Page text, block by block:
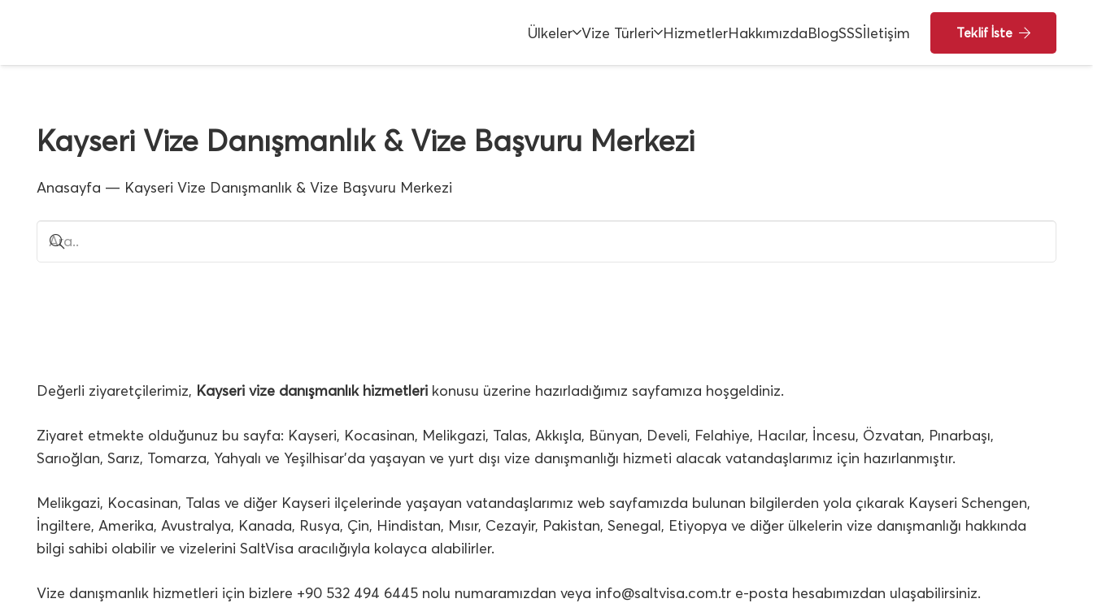
Ülkeler Vize Türleri HizmetlerHakkımızdaBlogSSSİletişim Teklif İste
Kayseri Vize Danışmanlık & Vize Başvuru Merkezi
Anasayfa — Kayseri Vize Danışmanlık & Vize Başvuru Merkezi
Değerli ziyaretçilerimiz, Kayseri vize danışmanlık hizmetleri konusu üzerine hazırladığımız sayfamıza hoşgeldiniz.
Ziyaret etmekte olduğunuz bu sayfa: Kayseri, Kocasinan, Melikgazi, Talas, Akkışla, Bünyan, Develi, Felahiye, Hacılar, İncesu, Özvatan, Pınarbaşı,
Sarıoğlan, Sarız, Tomarza, Yahyalı ve Yeşilhisar’da yaşayan ve yurt dışı vize danışmanlığı hizmeti alacak vatandaşlarımız için hazırlanmıştır.
Melikgazi, Kocasinan, Talas ve diğer Kayseri ilçelerinde yaşayan vatandaşlarımız web sayfamızda bulunan bilgilerden yola çıkarak Kayseri Schengen,
İngiltere, Amerika, Avustralya, Kanada, Rusya, Çin, Hindistan, Mısır, Cezayir, Pakistan, Senegal, Etiyopya ve diğer ülkelerin vize danışmanlığı hakkında
bilgi sahibi olabilir ve vizelerini SaltVisa aracılığıyla kolayca alabilirler.
Vize danışmanlık hizmetleri için bizlere +90 532 494 6445 nolu numaramızdan veya info@saltvisa.com.tr e-posta hesabımızdan ulaşabilirsiniz.